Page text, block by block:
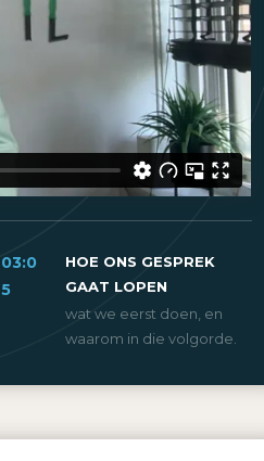
03:0
5
HOE ONS GESPREK
GAAT LOPEN
wat we eerst doen, en
waarom in die volgorde.